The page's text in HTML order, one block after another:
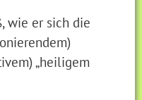
wie er sich die
„heiligem